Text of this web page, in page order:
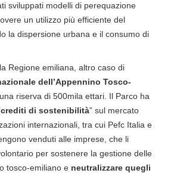
sviluppati modelli di perequazione
un utilizzo più efficiente del
la dispersione urbana e il consumo di
Regione emiliana, altro caso di
dell’Appennino Tosco-
una riserva di 500mila ettari. Il Parco ha
crediti di sostenibilità” sul mercato
internazionali, tra cui Pefc Italia e
venduti alle imprese, che li
per sostenere la gestione delle
tosco-emiliano e neutralizzare quegli